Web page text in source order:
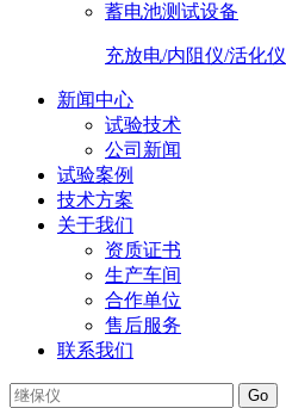
蓄电池测试设备
充放电/内阻仪/活化仪
新闻中心
试验技术
公司新闻
试验案例
技术方案
关于我们
资质证书
生产车间
合作单位
售后服务
联系我们
Go